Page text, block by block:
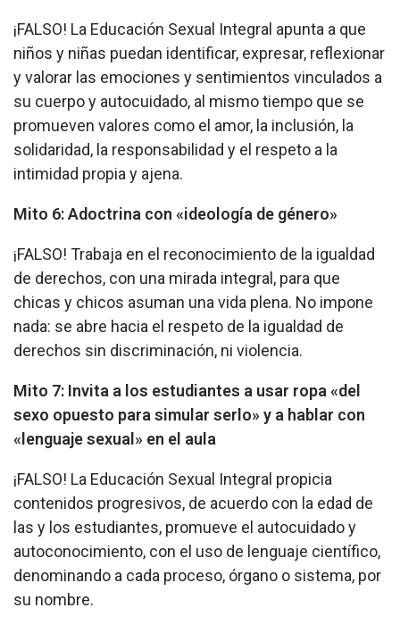
¡FALSO! La Educación Sexual Integral apunta a que
niños y niñas puedan identificar, expresar, reflexionar
y valorar las emociones y sentimientos vinculados a
su cuerpo y autocuidado, al mismo tiempo que se
promueven valores como el amor, la inclusión, la
solidaridad, la responsabilidad y el respeto a la
intimidad propia y ajena.
Mito 6: Adoctrina con «ideología de género»
¡FALSO! Trabaja en el reconocimiento de la igualdad
de derechos, con una mirada integral, para que
chicas y chicos asuman una vida plena. No impone
nada: se abre hacia el respeto de la igualdad de
derechos sin discriminación, ni violencia.
Mito 7: Invita a los estudiantes a usar ropa «del
sexo opuesto para simular serlo» y a hablar con
«lenguaje sexual» en el aula
¡FALSO! La Educación Sexual Integral propicia
contenidos progresivos, de acuerdo con la edad de
las y los estudiantes, promueve el autocuidado y
autoconocimiento, con el uso de lenguaje científico,
denominando a cada proceso, órgano o sistema, por
su nombre.